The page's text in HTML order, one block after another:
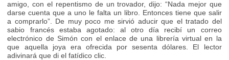
amigo, con el repentismo de un trovador, dijo: “Nada mejor que
darse cuenta que a uno le falta un libro. Entonces tiene que salir
a comprarlo”. De muy poco me sirvió aducir que el tratado del
sabio francés estaba agotado: al otro día recibí un correo
electrónico de Simón con el enlace de una librería virtual en la
que aquella joya era ofrecida por sesenta dólares. El lector
adivinará que di el fatídico clic.